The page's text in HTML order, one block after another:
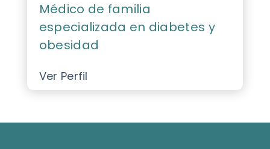
Médico de familia
especializada en diabetes y
obesidad
Ver Perfil